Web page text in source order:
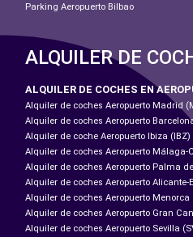
Parking Aeropuerto Bilbao
ALQUILER DE
ALQUILER DE COCHES EN
Alquiler de coches Aeropuerto Madrid
Alquiler de coches Aeropuerto
Alquiler de coche Aeropuerto Ibiza (IBZ)
Alquiler de coches Aeropuerto Málaga-
Alquiler de coches Aeropuerto Palma
Alquiler de coches Aeropuerto Alicante-
Alquiler de coches Aeropuerto Menorca
Alquiler de coches Aeropuerto Gran
Alquiler de coches Aeropuerto Sevilla